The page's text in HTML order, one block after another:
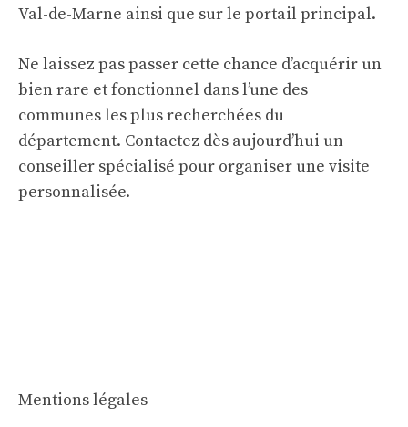
Val-de-Marne ainsi que surle portail principal.
Ne laissez pas passer cette chance d’acquérir un
bien rare et fonctionnel dans l’une des
communes les plus recherchées du
département. Contactez dès aujourd’hui un
conseiller spécialisé pour organiser une visite
personnalisée.
Mentions légales